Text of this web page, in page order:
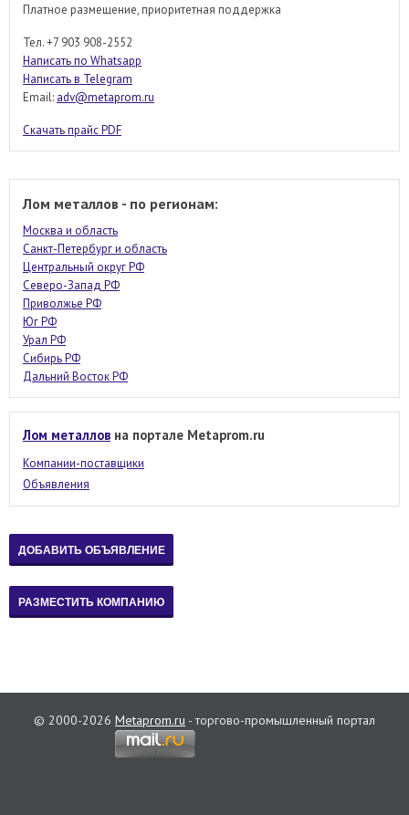
Платное размещение, приоритетная поддержка
Тел. +7 903 908-2552
Написать по Whatsapp
Написать в Telegram
Email: adv@metaprom.ru
Скачать прайс PDF
Лом металлов - по регионам:
Москва и область
Санкт-Петербург и область
Центральный округ РФ
Северо-Запад РФ
Приволжье РФ
Юг РФ
Урал РФ
Сибирь РФ
Дальний Восток РФ
Лом металлов на портале Metaprom.ru
Компании-поставщики
Объявления
© 2000-2026 Metaprom.ru - торгово-промышленный портал